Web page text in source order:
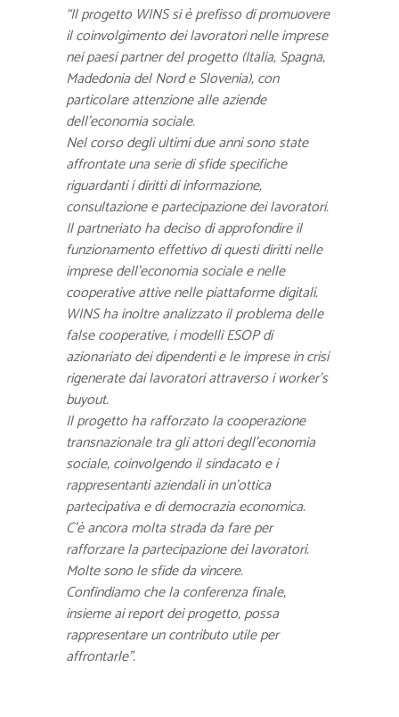
“Il progetto WINS si è prefisso di promuovere
il coinvolgimento dei lavoratori nelle imprese
nei paesi partner del progetto (Italia, Spagna,
Madedonia del Nord e Slovenia), con
particolare attenzione alle aziende
dell’economia sociale.
Nel corso degli ultimi due anni sono state
affrontate una serie di sfide specifiche
riguardanti i diritti di informazione,
consultazione e partecipazione dei lavoratori.
Il partneriato ha deciso di approfondire il
funzionamento effettivo di questi diritti nelle
imprese dell’economia sociale e nelle
cooperative attive nelle piattaforme digitali.
WINS ha inoltre analizzato il problema delle
false cooperative, i modelli ESOP di
azionariato dei dipendenti e le imprese in crisi
rigenerate dai lavoratori attraverso i worker’s
buyout.
Il progetto ha rafforzato la cooperazione
transnazionale tra gli attori degll’economia
sociale, coinvolgendo il sindacato e i
rappresentanti aziendali in un’ottica
partecipativa e di democrazia economica.
C’è ancora molta strada da fare per
rafforzare la partecipazione dei lavoratori.
Molte sono le sfide da vincere.
Confindiamo che la conferenza finale,
insieme ai report dei progetto, possa
rappresentare un contributo utile per
affrontarle”.